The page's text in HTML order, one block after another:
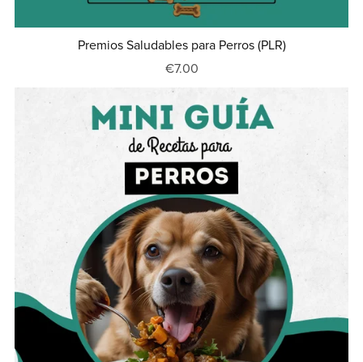
Premios Saludables para Perros (PLR)
€7.00